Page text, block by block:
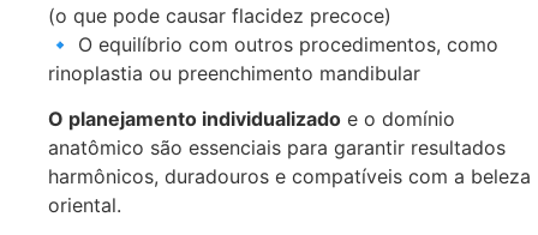
(o que pode causar flacidez precoce)
🔹 O equilíbrio com outros procedimentos, como
rinoplastia ou preenchimento mandibular
O planejamento individualizado e o domínio
anatômico são essenciais para garantir resultados
harmônicos, duradouros e compatíveis com a beleza
oriental.